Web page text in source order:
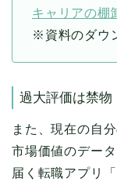
キャリアの棚
※資料のダウ
過大評価は禁物
また、現在の自
市場価値のデー
届く転職アプリ